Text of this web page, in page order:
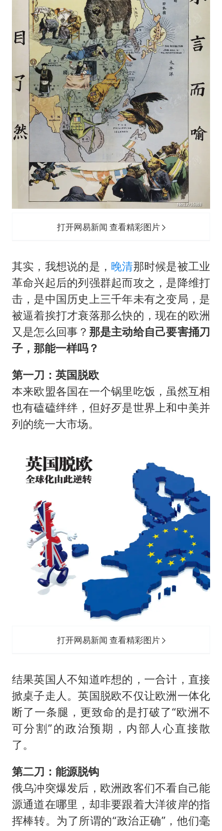
打开网易新闻 查看精彩图片
其实，我想说的是， 晚清那时候是被工业
革命兴起后的列强群起而攻之，是降维打
击，是中国历史上三千年未有之变局，是
被逼着挨打才衰落那么快的，现在的欧洲
又是怎么回事？ 那是主动给自己要害捅刀
子，那能一样吗？
第一刀：英国脱欧
本来欧盟各国在一个锅里吃饭，虽然互相
也有磕磕绊绊，但好歹是世界上和中美并
列的统一大市场。
打开网易新闻 查看精彩图片
结果英国人不知道咋想的，一合计，直接
掀桌子走人。英国脱欧不仅让欧洲一体化
断了一条腿，更致命的是打破了“欧洲不
可分割”的政治预期，内部人心直接散
了。
第二刀：能源脱钩
俄乌冲突爆发后，欧洲政客们不看自己能
源通道在哪里，却非要跟着大洋彼岸的指
挥棒转。为了所谓的“政治正确”，他们毫